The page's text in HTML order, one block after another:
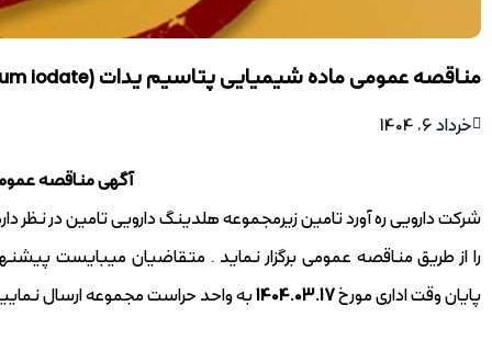
مناقصه عمومی ماده شیمیایی پتاسیم یدات (Potassium iodate) – *پایان یافت*
خرداد 6, 1404
آگهی مناقصه
را از طریق مناقصه عمومی برگزار نماید . متقاضیان میبایست
پایان وقت اداری مورخ1404.03.17به واحد حراست مجموعه ارسال